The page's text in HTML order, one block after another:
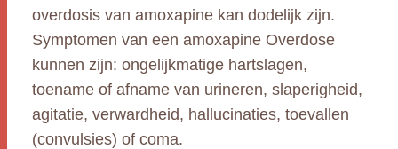
overdosis van amoxapine kan dodelijk zijn.
Symptomen van een amoxapine Overdose
kunnen zijn: ongelijkmatige hartslagen,
toename of afname van urineren, slaperigheid,
agitatie, verwardheid, hallucinaties, toevallen
(convulsies) of coma.